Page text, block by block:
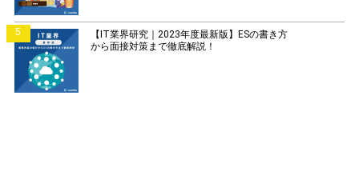
5
【IT業界研究｜2023年度最新版】ESの書き方
から面接対策まで徹底解説！